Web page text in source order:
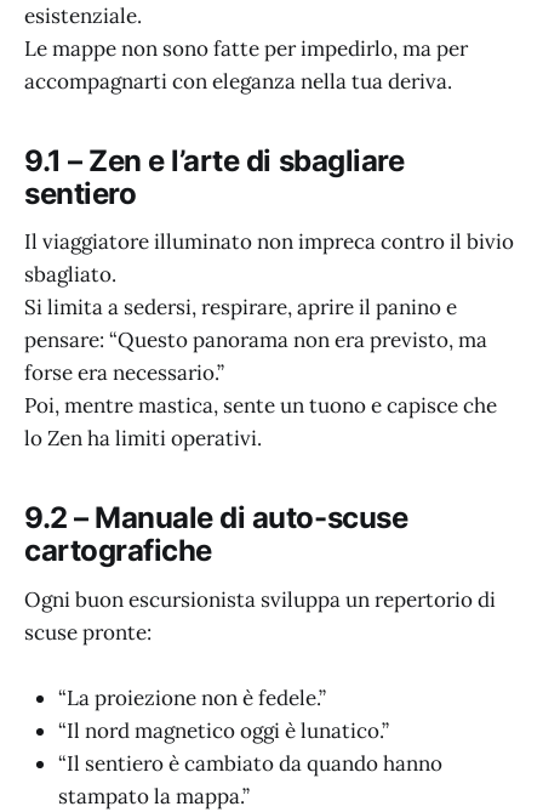
esistenziale.
Le mappe non sono fatte per impedirlo, ma per
accompagnarti con eleganza nella tua deriva.
9.1 – Zen e l’arte di sbagliare
sentiero
Il viaggiatore illuminato non impreca contro il bivio
sbagliato.
Si limita a sedersi, respirare, aprire il panino e
pensare: “Questo panorama non era previsto, ma
forse era necessario.”
Poi, mentre mastica, sente un tuono e capisce che
lo Zen ha limiti operativi.
9.2 – Manuale di auto-scuse
cartografiche
Ogni buon escursionista sviluppa un repertorio di
scuse pronte:
“La proiezione non è fedele.”
“Il nord magnetico oggi è lunatico.”
“Il sentiero è cambiato da quando hanno
stampato la mappa.”